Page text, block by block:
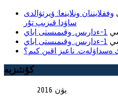
وففلايننان ونلاينعا: ۆيرتۋالدى
ساۋدا قىزىپ تۇر
1-ءدارىس. وقىمىستى اباي
1-ءدارىس. وقىمىستى اباي
ەسداۋلەت. ناعىز اقىن كىم؟
كۇنتىزبە
يۋن 2016